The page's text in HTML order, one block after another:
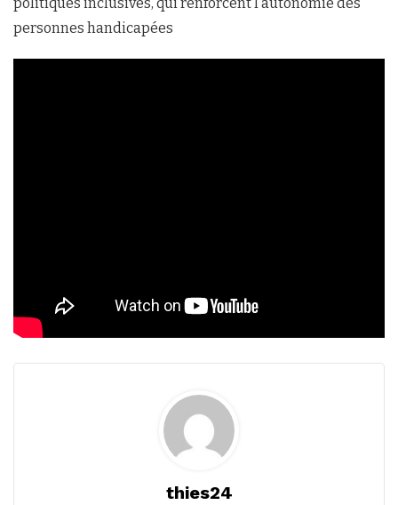
politiques inclusives, qui renforcent l’autonomie des
personnes handicapées
thies24